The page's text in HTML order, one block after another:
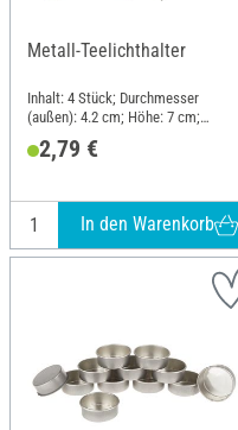
Metall-Teelichthalter
Inhalt: 4 Stück; Durchmesser
(außen): 4.2 cm; Höhe: 7 cm;
2,79 €
In den Warenkorb